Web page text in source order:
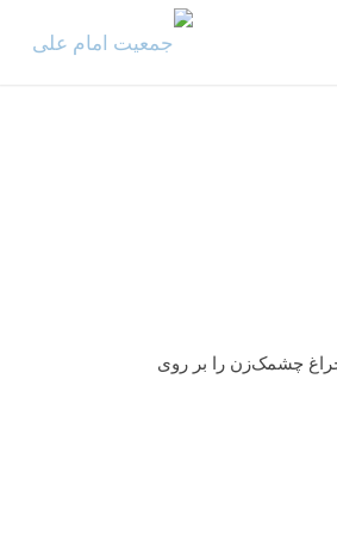
چراغ چشمک‌زن را بر روی